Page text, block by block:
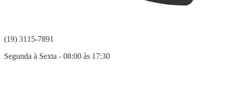
(19) 3115-7891
Segunda à Sexta - 08:00 às 17:30